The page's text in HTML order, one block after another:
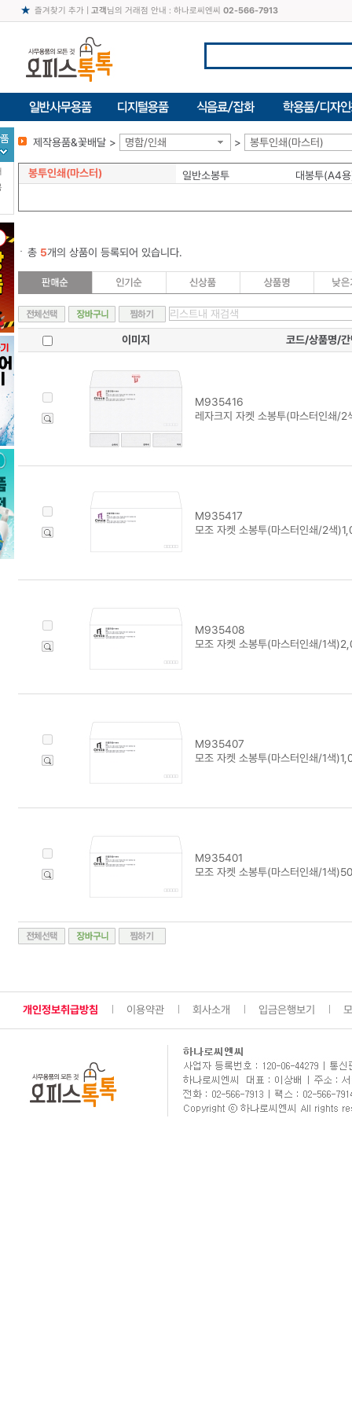
즐겨찾기 추가| 고객님의 거래점 안내 : 하나로씨엔씨 02-566-7913
제작용품&꽃배달 > 명함/인쇄 > 봉투인쇄(마스터)
봉투인쇄(마스터) 일반소봉투 대봉투(A4
총 5개의 상품이 등록되어 있습니다.
이미지 코드/상품명/간
M935416
레자크지 자켓 소봉투(마스터인쇄/
M935417
모조 자켓 소봉투(마스터인쇄/2색
M935408
모조 자켓 소봉투(마스터인쇄/1색
M935407
모조 자켓 소봉투(마스터인쇄/1색
M935401
모조 자켓 소봉투(마스터인쇄/1색
개인정보취급방침 이용약관 회사소개 입금은행보기